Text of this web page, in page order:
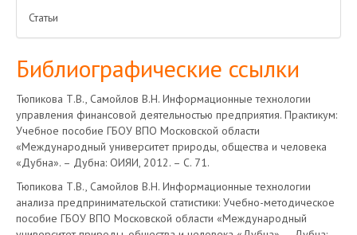
Статьи
Библиографические ссылки
Тюпикова Т.В., Самойлов В.Н. Информационные технологии
управления финансовой деятельностью предприятия. Практикум:
Учебное пособие ГБОУ ВПО Московской области
«Международный университет природы, общества и человека
«Дубна». – Дубна: ОИЯИ, 2012. – С. 71.
Тюпикова Т.В., Самойлов В.Н. Информационные технологии
анализа предпринимательской статистики: Учебно-методическое
пособие ГБОУ ВПО Московской области «Международный